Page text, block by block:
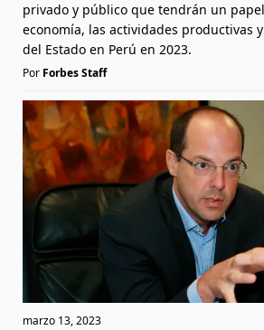
privado y público que tendrán un
economía, las actividades productivas
del Estado en Perú en 2023.
Por Forbes Staff
marzo 13, 2023